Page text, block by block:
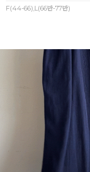
F(44-66),L(66반-77반)